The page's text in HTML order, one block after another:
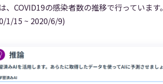
、COVID19の感染者数の推移で行っています
1/15 ~ 2020/6/9)